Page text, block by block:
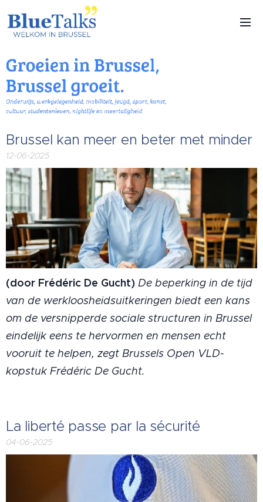
Brussel kan meer en beter met minder
12-06-2025
(door Frédéric De Gucht) De beperking in de tijd
van de werkloosheidsuitkeringen biedt een kans
om de versnipperde sociale structuren in Brussel
eindelijk eens te hervormen en mensen echt
vooruit te helpen, zegt Brussels Open VLD-
kopstuk Frédéric De Gucht.
La liberté passe par la sécurité
04-06-2025